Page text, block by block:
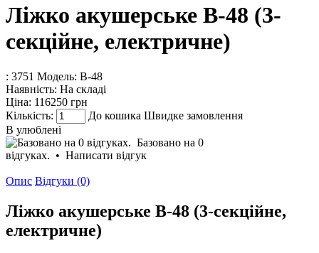
Ліжко акушерське B-48 (3-
секційне, електричне)
: 3751 Модель: B-48
Наявність: На складі
Ціна: 116250 грн
Кількість:
До кошика Швидке замовлення
В улюблені
Базовано на 0
відгуках. • Написати відгук
Опис Відгуки (0)
Ліжко акушерське B-48 (3-секційне,
електричне)